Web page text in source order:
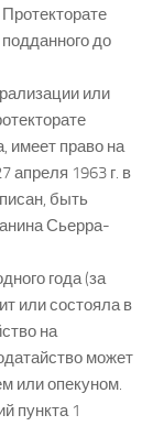
до
или
имеет право на
апреля 1963 г. в
быть
Сьерра-
года (за
или состояла в
на
может
или опекуном.
пункта 1